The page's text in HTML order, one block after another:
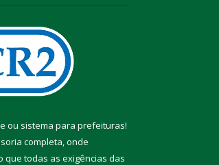
ou sistema para prefeituras!
completa, onde
que todas as exigências das